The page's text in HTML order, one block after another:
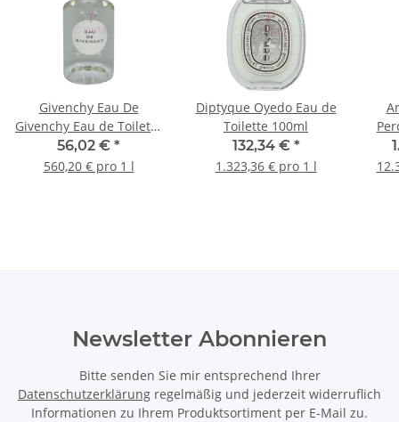
Givenchy Eau De
Givenchy Eau de Toilette
100ml
56,02 € *
560,20 € pro 1 l
Diptyque Oyedo Eau de
Toilette 100ml
132,34 € *
1.323,36 € pro 1 l
Newsletter Abonnieren
Bitte senden Sie mir entsprechend Ihrer
Datenschutzerklärung regelmäßig und jederzeit widerruflich
Informationen zu Ihrem Produktsortiment per E-Mail zu.